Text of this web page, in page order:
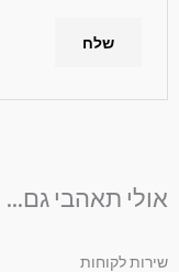
אולי תאהבי גם...
שירות לקוחות